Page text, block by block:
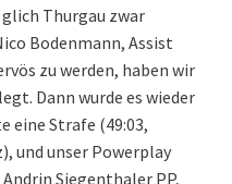
Thurgau zwar
Bodenmann, Assist
zu werden, haben wir
Dann wurde es wieder
eine Strafe (49:03,
und unser Powerplay
Siegenthaler PP,